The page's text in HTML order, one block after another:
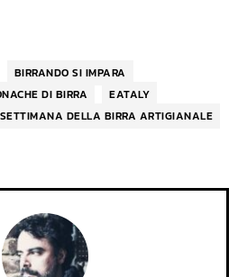
BIRRANDO SI IMPARA
DI BIRRA
EATALY
SETTIMANA DELLA BIRRA ARTIGIANALE